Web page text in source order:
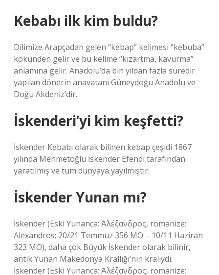
Kebabı ilk kim buldu?
Dilimize Arapçadan gelen “kebap” kelimesi “kebuba”
kökünden gelir ve bu kelime “kızartma, kavurma”
anlamına gelir. Anadolu’da bin yıldan fazla süredir
yapılan dönerin anavatanı Güneydoğu Anadolu ve
Doğu Akdeniz’dir.
İskenderi’yi kim keşfetti?
İskender Kebabı olarak bilinen kebap çeşidi 1867
yılında Mehmetoğlu İskender Efendi tarafından
yaratılmış ve tüm dünyaya yayılmıştır.
İskender Yunan mı?
İskender (Eski Yunanca: Ἀλέξανδρος, romanize:
Alexandros; 20/21 Temmuz 356 MÖ – 10/11 Haziran
323 MÖ), daha çok Büyük İskender olarak bilinir,
antik Yunan Makedonya Krallığı’nın kralıydı.
İskender (Eski Yunanca: Ἀλέξανδρος, romanize: